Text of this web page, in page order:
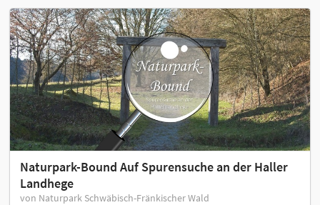
Naturpark-Bound Auf Spurensuche an der Haller
Landhege
von Naturpark Schwäbisch-Fränkischer Wald